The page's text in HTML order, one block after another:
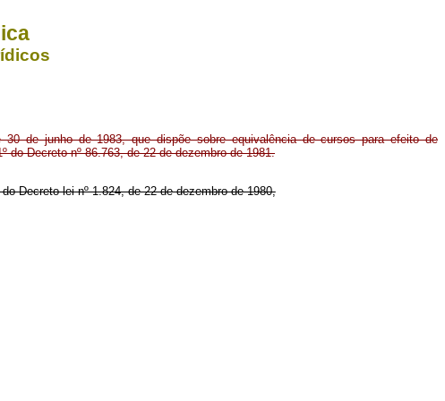
30 de junho de 1983, que dispõe sobre equivalência de cursos para efeito de
do Decreto nº 86.763, de 22 de dezembro de 1981.
Decreto-lei nº 1.824, de 22 de dezembro de 1980,